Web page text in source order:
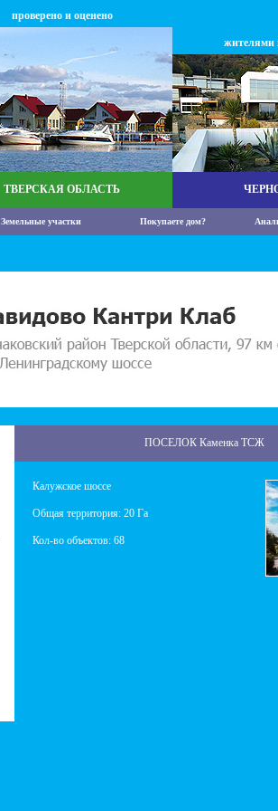
проверено и оценено
ТВЕРСКАЯ ОБЛАСТЬ
жителями
Земельные участки Покупаете дом?
ПОСЕЛОК Каменка ТСЖ
Калужское шоссе
Общая территория: 20 Га
Кол-во объектов: 68